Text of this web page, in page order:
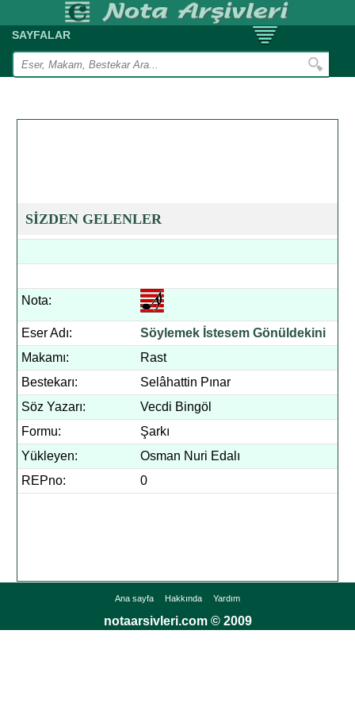
SAYFALAR
SİZDEN GELENLER
Nota:
Eser Adı:
Söylemek İstesem Gönüldekini
Makamı:
Rast
Bestekarı:
Selâhattin Pınar
Söz Yazarı:
Vecdi Bingöl
Formu:
Şarkı
Yükleyen:
Osman Nuri Edalı
REPno:
0
Ana sayfa Hakkında Yardım
notaarsivleri.com © 2009